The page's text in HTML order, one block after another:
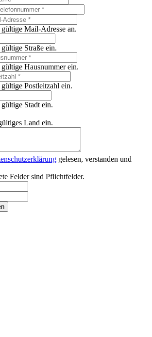
Mail-Adresse an.
Straße ein.
Hausnummer ein.
Postleitzahl ein.
Stadt ein.
Land ein.
gelesen, verstanden und
Felder sind Pflichtfelder.